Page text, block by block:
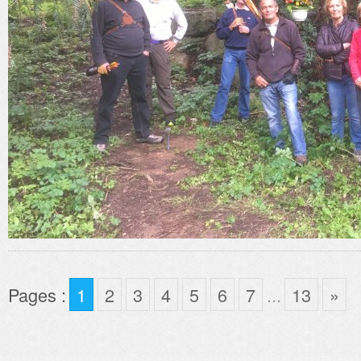
Pages : 1 2 3 4 5 6 7 ... 13 »